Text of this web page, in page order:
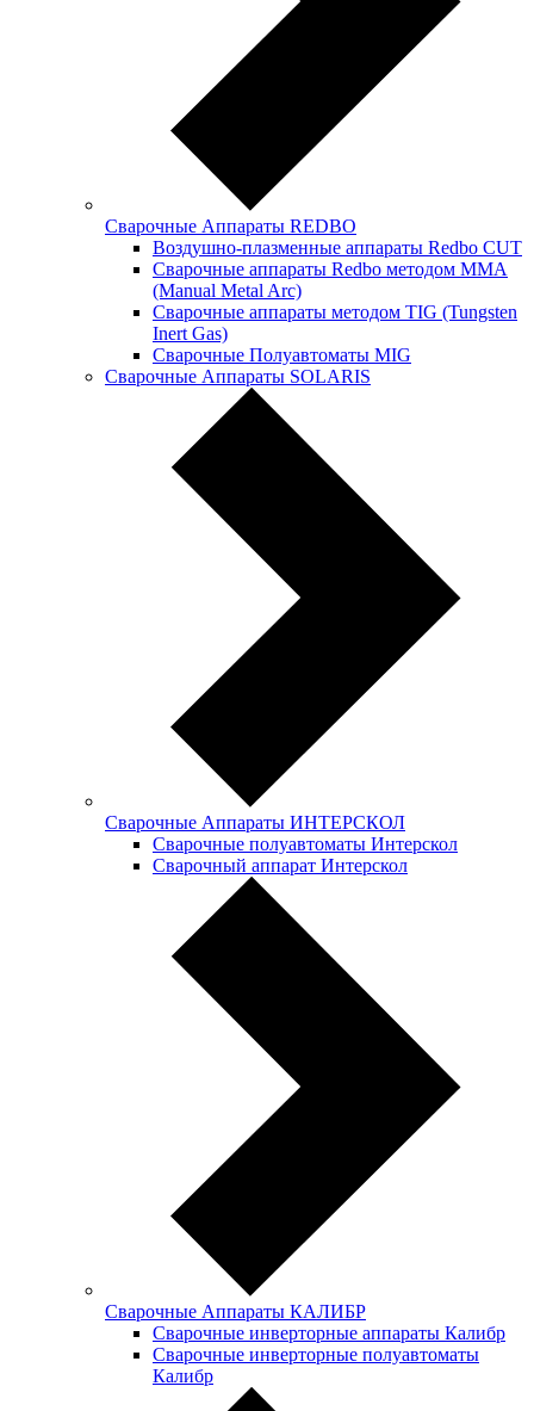
Сварочные Аппараты REDBO
Воздушно-плазменные аппараты Redbo CUT
Сварочные аппараты Redbo методом MMA
(Manual Metal Arc)
Сварочные аппараты методом TIG (Tungsten
Inert Gas)
Сварочные Полуавтоматы MIG
Сварочные Аппараты SOLARIS
Сварочные Аппараты ИНТЕРСКОЛ
Сварочные полуавтоматы Интерскол
Сварочный аппарат Интерскол
Сварочные Аппараты КАЛИБР
Сварочные инверторные аппараты Калибр
Сварочные инверторные полуавтоматы
Калибр